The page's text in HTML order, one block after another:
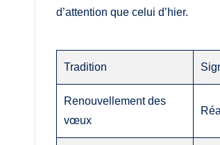
d’attention que celui d’hier.
Tradition
Renouvellement des
vœux